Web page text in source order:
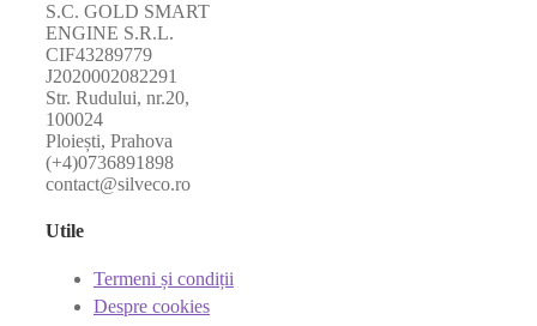
S.C. GOLD SMART
ENGINE S.R.L.
CIF43289779
J2020002082291
Str. Rudului, nr.20,
100024
Ploiești, Prahova
(+4)0736891898
contact@silveco.ro
Utile
Termeni și condiții
Despre cookies